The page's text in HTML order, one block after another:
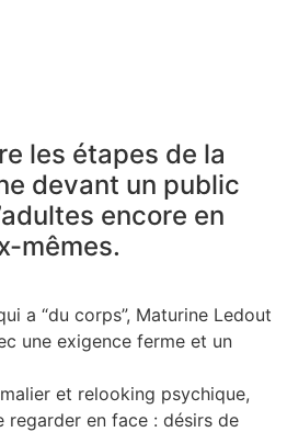
les étapes de la
devant un public
encore en
mêmes.
a “du corps”, Maturine Ledout
une exigence ferme et un
et relooking psychique,
regarder en face : désirs de